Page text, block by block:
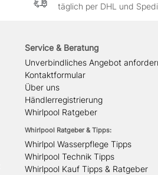
täglich per DHL und
Service & Beratung
Unverbindliches Angebot
Kontaktformular
Über uns
Händlerregistrierung
Whirlpool Ratgeber
Whirlpool Ratgeber & Tipps:
Whirlpol Wasserpflege Tipps
Whirlpool Technik Tipps
Whirlpool Kauf Tipps & Ratgeber